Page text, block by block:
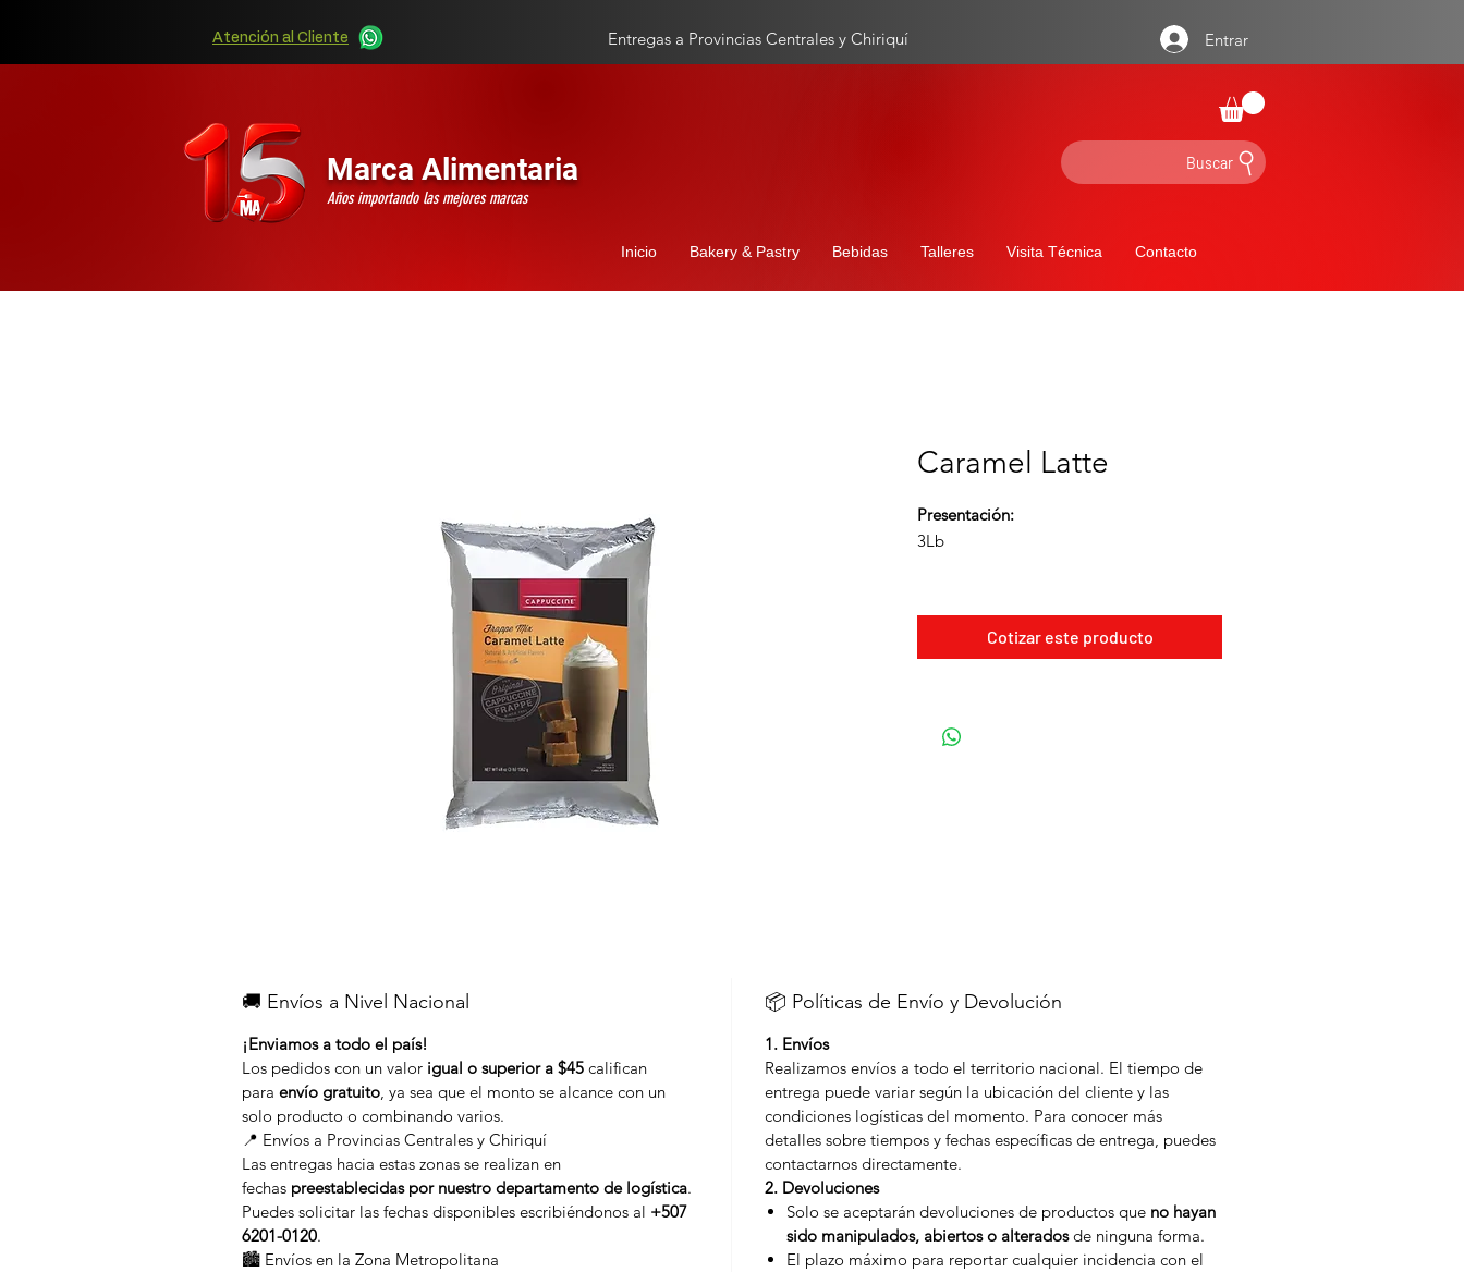
Atención al Cliente Entregas a Provincias Centrales y Chiriquí Entrar
Marca Alimentaria
Años importando las mejores marcas
Buscar
Inicio Bakery & Pastry Bebidas Talleres Visita Técnica Contacto
Caramel Latte
Presentación:
3Lb
Cotizar este producto
🚚 Envíos a Nivel Nacional
¡Enviamos a todo el país!
Los pedidos con un valor igual o superior a $45 califican
para envío gratuito, ya sea que el monto se alcance con un
solo producto o combinando varios.
📍 Envíos a Provincias Centrales y Chiriquí
Las entregas hacia estas zonas se realizan en
fechas preestablecidas por nuestro departamento de logística.
Puedes solicitar las fechas disponibles escribiéndonos al +507
6201-0120.
🏙️ Envíos en la Zona Metropolitana
📦 Políticas de Envío y Devolución
1. Envíos
Realizamos envíos a todo el territorio nacional. El tiempo de
entrega puede variar según la ubicación del cliente y las
condiciones logísticas del momento. Para conocer más
detalles sobre tiempos y fechas específicas de entrega, puedes
contactarnos directamente.
2. Devoluciones
Solo se aceptarán devoluciones de productos que no hayan
sido manipulados, abiertos o alteradosde ninguna forma.
El plazo máximo para reportar cualquier incidencia con el